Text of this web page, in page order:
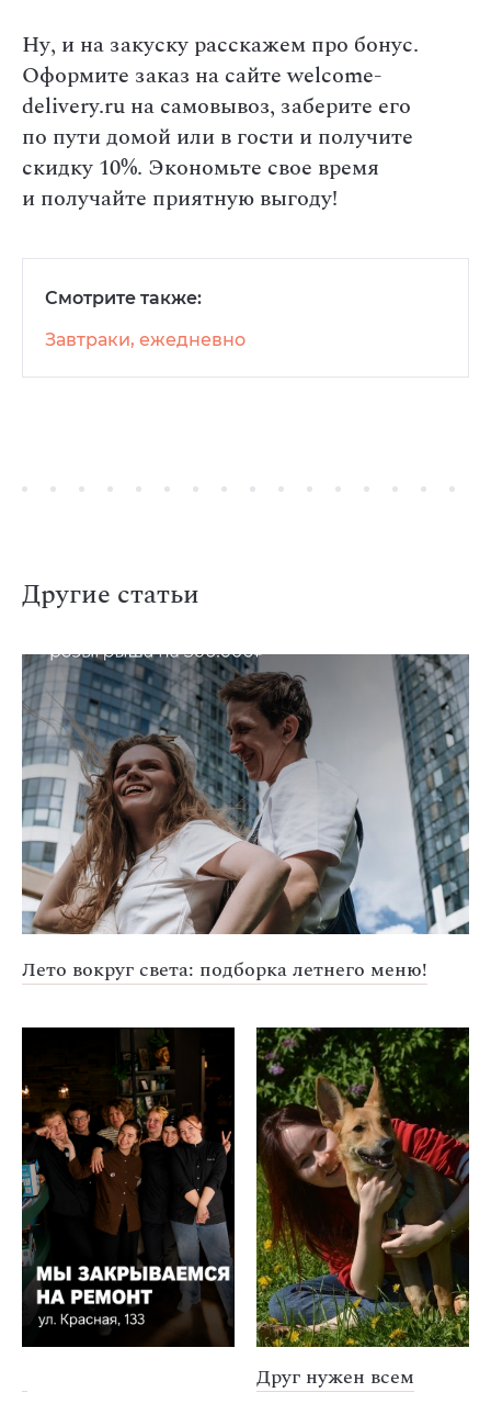
Ну, и на закуску расскажем про бонус.
Оформите заказ на сайте welcome-
delivery.ru на самовывоз, заберите его
по пути домой или в гости и получите
скидку 10%. Экономьте свое время
и получайте приятную выгоду!
Смотрите также:
Завтраки, ежедневно
Другие статьи
Лето вокруг света: подборка летнего меню!
Друг нужен всем